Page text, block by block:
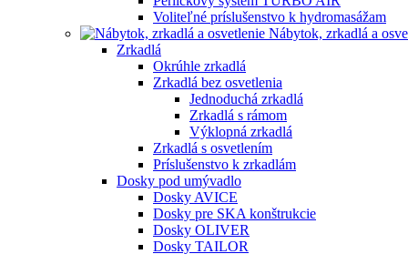
Voliteľné príslušenstvo k hydromasážam
Nábytok, zrkadlá a
Zrkadlá
Okrúhle zrkadlá
Zrkadlá bez osvetlenia
Jednoduchá zrkadlá
Zrkadlá s rámom
Výklopná zrkadlá
Zrkadlá s osvetlením
Príslušenstvo k zrkadlám
Dosky pod umývadlo
Dosky AVICE
Dosky pre SKA konštrukcie
Dosky OLIVER
Dosky TAILOR